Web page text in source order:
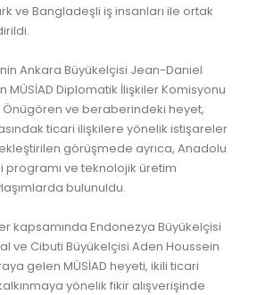
ve Bangladeşli iş insanları ile ortak
Ankara Büyükelçisi Jean-Daniel
MÜSİAD Diplomatik İlişkiler Komisyonu
Önügören ve beraberindeki heyet,
ticari ilişkilere yönelik istişareler
görüşmede ayrıca, Anadolu
programı ve teknolojik üretim
bulunuldu.
kapsamında Endonezya Büyükelçisi
ve Cibuti Büyükelçisi Aden Houssein
gelen MÜSİAD heyeti, ikili ticari
yönelik fikir alışverişinde